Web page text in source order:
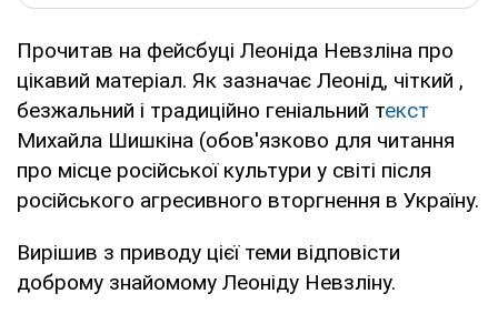
Прочитав на фейсбуці Леоніда Невзліна про
цікавий матеріал. Як зазначає Леонід, чіткий ,
безжальний і традиційно геніальний текст
Михайла Шишкіна (обов'язково для читання
про місце російської культури у світі після
російського агресивного вторгнення в Україну.
Вирішив з приводу цієї теми відповісти
доброму знайомому Леоніду Невзліну.